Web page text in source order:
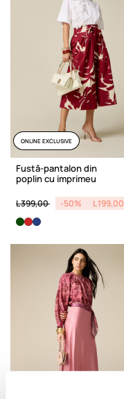
ONLINE EXCLUSIVE
Fustă-pantalon din
poplin cu imprimeu
Price reduced from
L 399,00 to -50% L 199,00